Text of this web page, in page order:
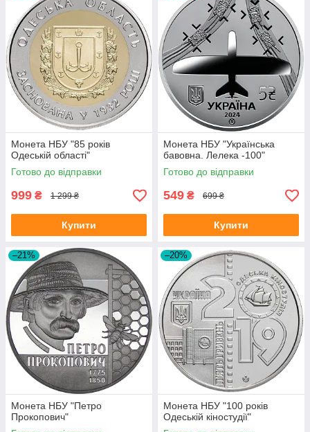
Монета НБУ "85 років
Одеській області"
Готово до відправки
999 ₴ 1 299 ₴
Купити
Монета НБУ "Українська
бавовна. Лелека -100"
Готово до відправки
549 ₴ 699 ₴
Купити
–21%
Монета НБУ "Петро
Прокопович"
–20%
Монета НБУ "100 років
Одеській кіностудії"